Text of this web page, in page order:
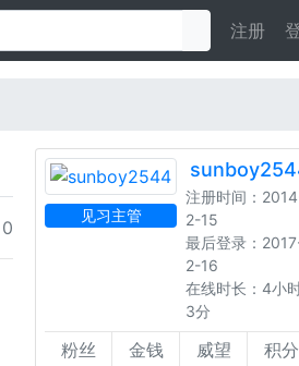
注册
0
见习主管
注册时间：
2-15
最后登录：
2-16
在线时长：4小
3分
粉丝
金钱
威望
积分